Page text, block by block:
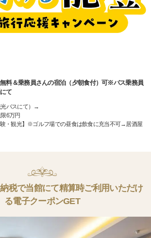
料＆乗務員さんの宿泊（夕朝食付）可※バス乗務員
て
バスにて）→
6万円
・観光】※ゴルフ場での昼食は飲食に充当不可→居酒屋
税で当館にて精算時ご利用いただけ
る電子クーポンGET